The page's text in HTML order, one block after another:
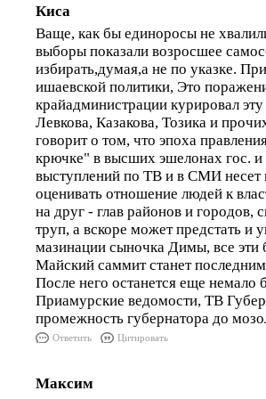
Киса
Ваще, как бы единоросы не
выборы показали возросшее
избирать,думая,а не по указке.
ишаевской политики, Это
крайадминистрации курировал
Левкова, Казакова, Тозика и
говорит о том, что эпоха
крючке" в высших эшелонах гос. и
выступлений по ТВ и в СМИ несет
оценивать отношение людей к
на друг - глав районов и городов,
труп, а вскоре может предстать и
мазинации сыночка Димы, все эти
Майский саммит станет
После него останется еще
Приамурские ведомости, ТВ
промежность губернатора до
Ответить Цитировать
Максим